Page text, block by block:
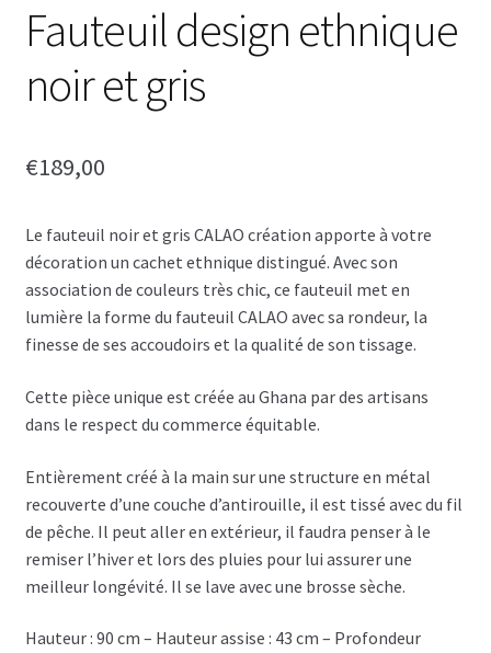
Fauteuil design ethnique
noir et gris
€189,00
Le fauteuil noir et gris CALAO création apporte à votre
décoration un cachet ethnique distingué. Avec son
association de couleurs très chic, ce fauteuil met en
lumière la forme du fauteuil CALAO avec sa rondeur, la
finesse de ses accoudoirs et la qualité de son tissage.
Cette pièce unique est créée au Ghana par des artisans
dans le respect du commerce équitable.
Entièrement créé à la main sur une structure en métal
recouverte d’une couche d’antirouille, il est tissé avec du fil
de pêche. Il peut aller en extérieur, il faudra penser à le
remiser l’hiver et lors des pluies pour lui assurer une
meilleur longévité. Il se lave avec une brosse sèche.
Hauteur : 90 cm – Hauteur assise : 43 cm – Profondeur